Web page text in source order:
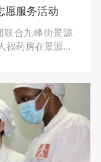
愿服务活动
合九峰街景源
药房在景源里
川博士、原
等专家，针
瘤等病种开展
心服务。